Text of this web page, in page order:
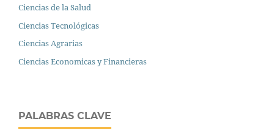
Ciencias de la Salud
Ciencias Tecnológicas
Ciencias Agrarias
Ciencias Economicas y Financieras
PALABRAS CLAVE